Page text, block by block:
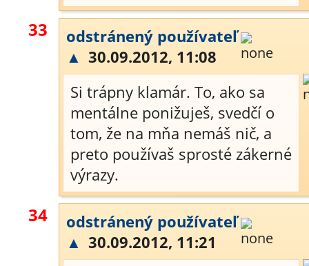
33
odstránený používateľ
▲ 30.09.2012, 11:08
Si trápny klamár. To, ako sa
mentálne ponižuješ, svedčí o
tom, že na mňa nemáš nič, a
preto používaš sprosté zákerné
výrazy.
34
odstránený používateľ
▲ 30.09.2012, 11:21